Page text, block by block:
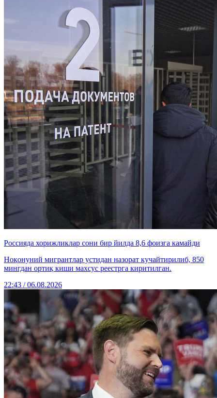
Россияда хорижликлар сони бир йилда 8,6 фоизга камайди
Ноқонуний мигрантлар устидан назорат кучайтирилиб, 850
мингдан ортиқ киши махсус реестрга киритилган.
22:43 / 06.08.2026